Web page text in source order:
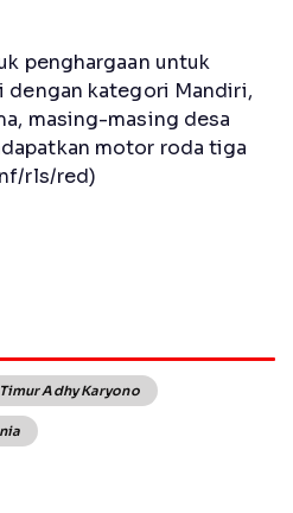
penghargaan untuk
dengan kategori Mandiri,
masing-masing desa
motor roda tiga
rls/red)
Adhy Karyono